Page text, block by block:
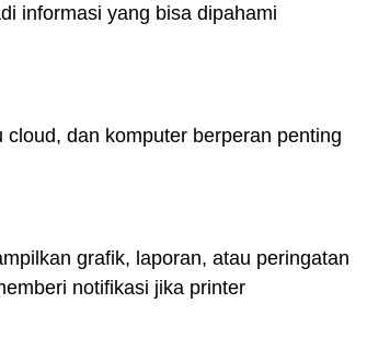
informasi yang bisa dipahami
dan komputer berperan penting
grafik, laporan, atau peringatan
notifikasi jika printer